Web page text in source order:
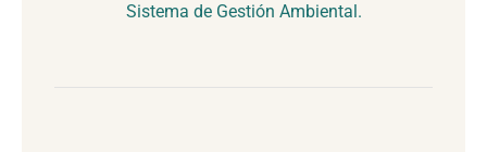
Sistema de Gestión Ambiental.